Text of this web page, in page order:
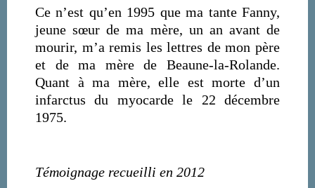
Ce n’est qu’en 1995 que ma tante Fanny,
jeune sœur de ma mère, un an avant de
mourir, m’a remis les lettres de mon père
et de ma mère de Beaune-la-Rolande.
Quant à ma mère, elle est morte d’un
infarctus du myocarde le 22 décembre
1975.
Témoignage recueilli en 2012